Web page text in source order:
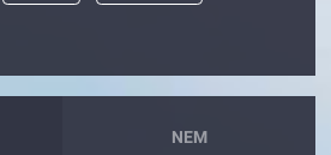
NEM